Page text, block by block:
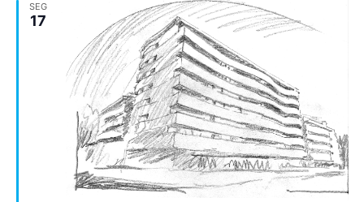
SEG
17